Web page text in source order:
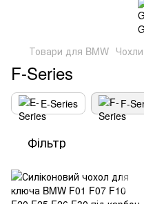
Товари для BMW
F-Series
E-Series F-
Фільтр